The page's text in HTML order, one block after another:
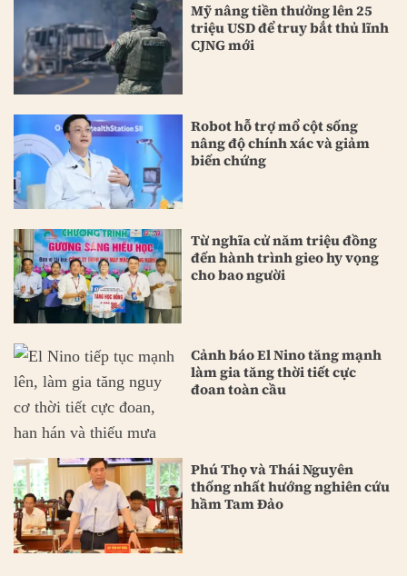
Mỹ nâng tiền thưởng lên 25
triệu USD để truy bắt thủ lĩnh
CJNG mới
Robot hỗ trợ mổ cột sống
nâng độ chính xác và giảm
biến chứng
Từ nghĩa cử năm triệu đồng
đến hành trình gieo hy vọng
cho bao người
Cảnh báo El Nino tăng mạnh
làm gia tăng thời tiết cực
đoan toàn cầu
Phú Thọ và Thái Nguyên
thống nhất hướng nghiên cứu
hầm Tam Đảo